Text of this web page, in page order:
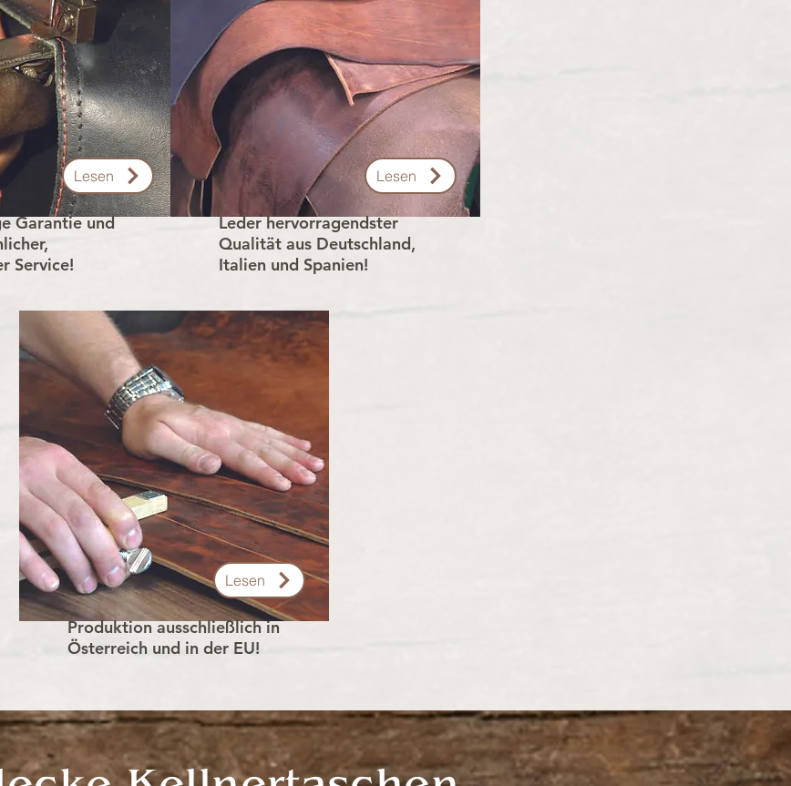
Garantie und
Service!
Lesen
Leder hervorragendster
Qualität aus Deutschland,
Italien und Spanien!
Lesen
Produktion ausschließlich in
Österreich und in der EU!
Lesen